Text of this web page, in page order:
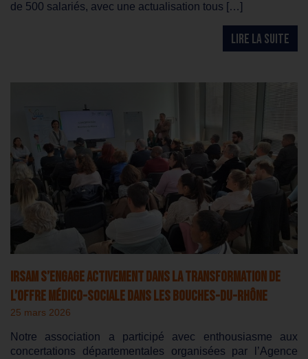
de 500 salariés, avec une actualisation tous […]
LIRE LA SUITE
IRSAM s’engage activement dans la transformation de
l’offre médico-sociale dans les Bouches-du-Rhône
25 mars 2026
Notre association a participé avec enthousiasme aux
concertations départementales organisées par l’Agence